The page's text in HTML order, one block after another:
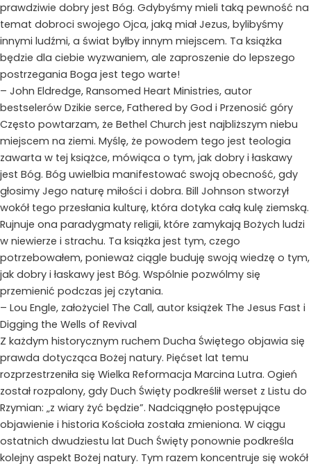
prawdziwie dobry jest Bóg. Gdybyśmy mieli taką pewność na
temat dobroci swojego Ojca, jaką miał Jezus, bylibyśmy
innymi ludźmi, a świat byłby innym miejscem. Ta książka
będzie dla ciebie wyzwaniem, ale zaproszenie do lepszego
postrzegania Boga jest tego warte!
– John Eldredge, Ransomed Heart Ministries, autor
bestselerów Dzikie serce, Fathered by God i Przenosić góry
Często powtarzam, że Bethel Church jest najbliższym niebu
miejscem na ziemi. Myślę, że powodem tego jest teologia
zawarta w tej książce, mówiąca o tym, jak dobry i łaskawy
jest Bóg. Bóg uwielbia manifestować swoją obecność, gdy
głosimy Jego naturę miłości i dobra. Bill Johnson stworzył
wokół tego przesłania kulturę, która dotyka całą kulę ziemską.
Rujnuje ona paradygmaty religii, które zamykają Bożych ludzi
w niewierze i strachu. Ta książka jest tym, czego
potrzebowałem, ponieważ ciągle buduję swoją wiedzę o tym,
jak dobry i łaskawy jest Bóg. Wspólnie pozwólmy się
przemienić podczas jej czytania.
– Lou Engle, założyciel The Call, autor książek The Jesus Fast i
Digging the Wells of Revival
Z każdym historycznym ruchem Ducha Świętego objawia się
prawda dotycząca Bożej natury. Pięćset lat temu
rozprzestrzeniła się Wielka Reformacja Marcina Lutra. Ogień
został rozpalony, gdy Duch Święty podkreślił werset z Listu do
Rzymian: „z wiary żyć będzie”. Nadciągnęło postępujące
objawienie i historia Kościoła została zmieniona. W ciągu
ostatnich dwudziestu lat Duch Święty ponownie podkreśla
kolejny aspekt Bożej natury. Tym razem koncentruje się wokół